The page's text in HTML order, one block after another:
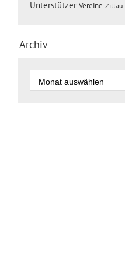
Unterstützer Vereine Zittau
Archiv